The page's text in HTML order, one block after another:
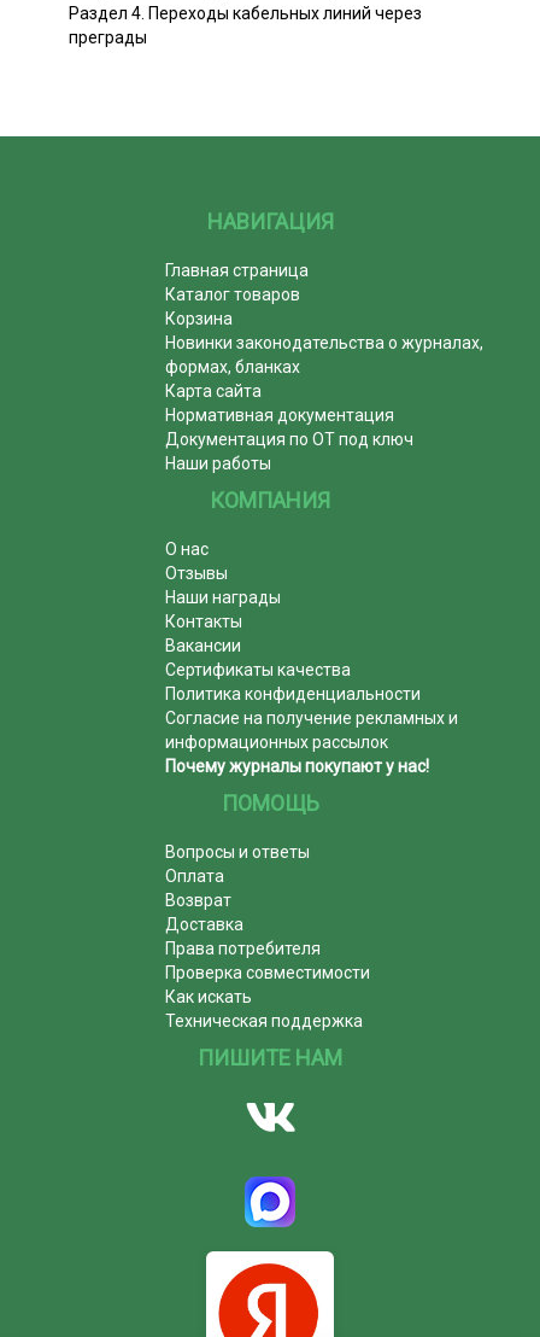
Раздел 4. Переходы кабельных линий через
преграды
НАВИГАЦИЯ
Главная страница
Каталог товаров
Корзина
Новинки законодательства о журналах,
формах, бланках
Карта сайта
Нормативная документация
Документация по ОТ под ключ
Наши работы
КОМПАНИЯ
О нас
Отзывы
Наши награды
Контакты
Вакансии
Сертификаты качества
Политика конфиденциальности
Согласие на получение рекламных и
информационных рассылок
Почему журналы покупают у нас!
ПОМОЩЬ
Вопросы и ответы
Оплата
Возврат
Доставка
Права потребителя
Проверка совместимости
Как искать
Техническая поддержка
ПИШИТЕ НАМ